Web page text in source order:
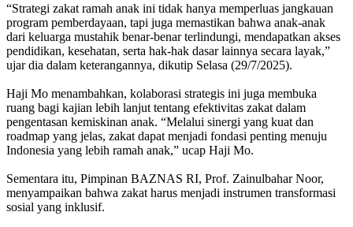
“Strategi zakat ramah anak ini tidak hanya memperluas jangkauan
program pemberdayaan, tapi juga memastikan bahwa anak-anak
dari keluarga mustahik benar-benar terlindungi, mendapatkan akses
pendidikan, kesehatan, serta hak-hak dasar lainnya secara layak,”
ujar dia dalam keterangannya, dikutip Selasa (29/7/2025).
Haji Mo menambahkan, kolaborasi strategis ini juga membuka
ruang bagi kajian lebih lanjut tentang efektivitas zakat dalam
pengentasan kemiskinan anak. “Melalui sinergi yang kuat dan
roadmap yang jelas, zakat dapat menjadi fondasi penting menuju
Indonesia yang lebih ramah anak,” ucap Haji Mo.
Sementara itu, Pimpinan BAZNAS RI, Prof. Zainulbahar Noor,
menyampaikan bahwa zakat harus menjadi instrumen transformasi
sosial yang inklusif.